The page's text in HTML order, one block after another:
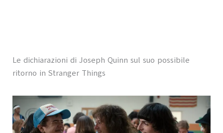
Le dichiarazioni di Joseph Quinn sul suo possibile
ritorno in Stranger Things